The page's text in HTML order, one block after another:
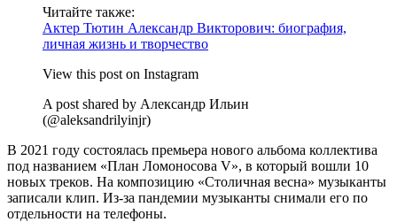
Читайте также:
Актер Тютин Александр Викторович: биография,
личная жизнь и творчество
View this post on Instagram
A post shared by Александр Ильин
(@aleksandrilyinjr)
В 2021 году состоялась премьера нового альбома коллектива
под названием «План Ломоносова V», в который вошли 10
новых треков. На композицию «Столичная весна» музыканты
записали клип. Из-за пандемии музыканты снимали его по
отдельности на телефоны.